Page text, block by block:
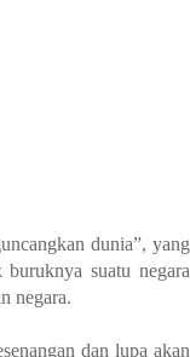
dunia”, yang
buruknya suatu negara
negara.
dan lupa akan